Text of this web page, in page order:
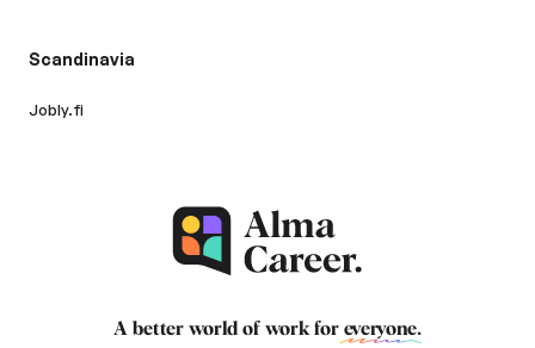
Scandinavia
Jobly.fi
A better world of work for everyone.